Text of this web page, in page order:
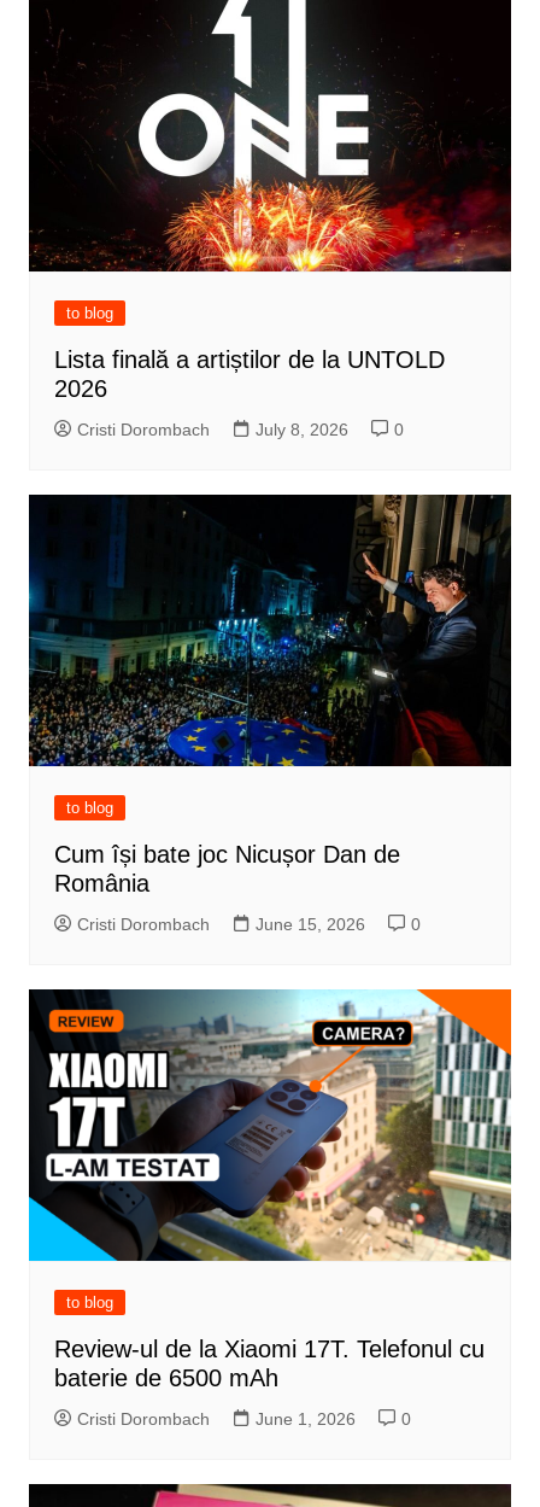
to blog
Lista finală a artiștilor de la UNTOLD
2026
Cristi Dorombach July 8, 2026 0
to blog
Cum își bate joc Nicușor Dan de
România
Cristi Dorombach June 15, 2026 0
to blog
Review-ul de la Xiaomi 17T. Telefonul cu
baterie de 6500 mAh
Cristi Dorombach June 1, 2026 0